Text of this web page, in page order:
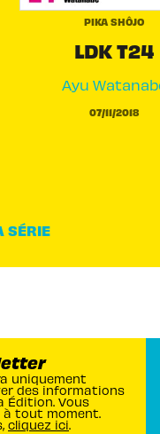
PIKA SHÔJO
LDK T24
Ayu
07/11/2018
SÉRIE
uniquement
des informations
Édition. Vous
à tout moment.
cliquez ici.